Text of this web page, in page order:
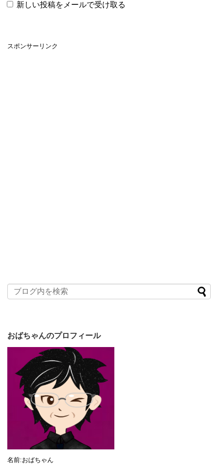
新しい投稿をメールで受け取る
スポンサーリンク
おばちゃんのプロフィール
名前:おばちゃん